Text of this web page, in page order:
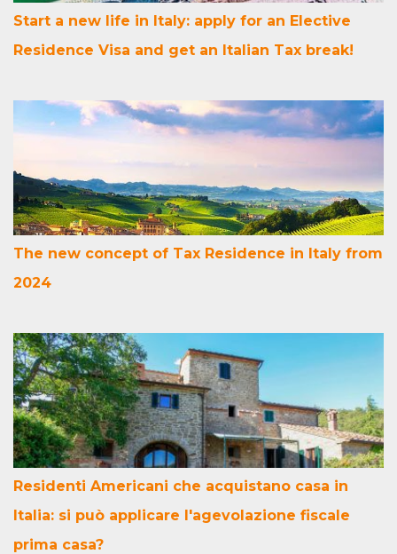
Start a new life in Italy: apply for an Elective
Residence Visa and get an Italian Tax break!
The new concept of Tax Residence in Italy from
2024
Residenti Americani che acquistano casa in
Italia: si può applicare l'agevolazione fiscale
prima casa?